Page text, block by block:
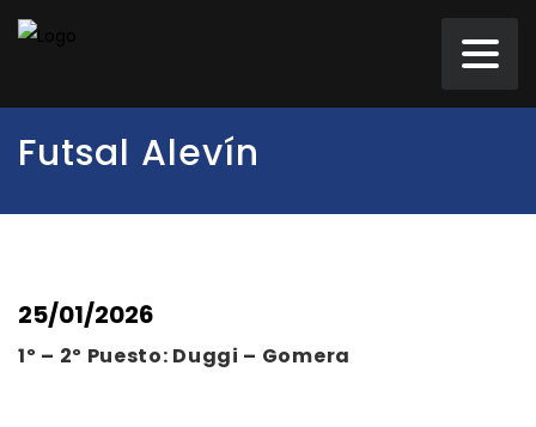
Futsal Alevín
25/01/2026
1º – 2º Puesto: Duggi – Gomera